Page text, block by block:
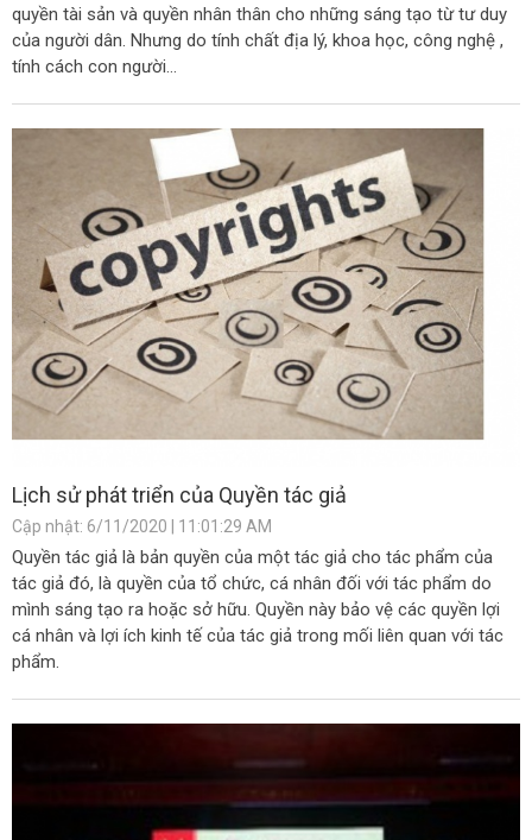
quyền tài sản và quyền nhân thân cho những sáng tạo từ tư duy
của người dân. Nhưng do tính chất địa lý, khoa học, công nghệ ,
tính cách con người...
Lịch sử phát triển của Quyền tác giả
Cập nhật: 6/11/2020 | 11:01:29 AM
Quyền tác giả là bản quyền của một tác giả cho tác phẩm của
tác giả đó, là quyền của tổ chức, cá nhân đối với tác phẩm do
mình sáng tạo ra hoặc sở hữu. Quyền này bảo vệ các quyền lợi
cá nhân và lợi ích kinh tế của tác giả trong mối liên quan với tác
phẩm.